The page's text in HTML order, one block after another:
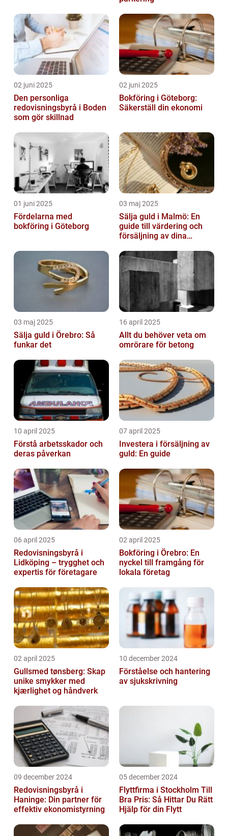
02 juni 2025
Den personliga
redovisningsbyrå i Boden
som gör skillnad
02 juni 2025
Bokföring i Göteborg:
Säkerställ din ekonomi
01 juni 2025
Fördelarna med
bokföring i Göteborg
03 maj 2025
Sälja guld i Malmö: En
guide till värdering och
försäljning av dina
03 maj 2025
Sälja guld i Örebro: Så
funkar det
16 april 2025
Allt du behöver veta om
omrörare för betong
10 april 2025
Förstå arbetsskador och
deras påverkan
07 april 2025
Investera i försäljning av
guld: En guide
06 april 2025
Redovisningsbyrå i
Lidköping – trygghet och
expertis för företagare
02 april 2025
Bokföring i Örebro: En
nyckel till framgång för
lokala företag
02 april 2025
Gullsmed tønsberg: Skap
unike smykker med
kjærlighet og håndverk
10 december 2024
Förståelse och hantering
av sjukskrivning
09 december 2024
Redovisningsbyrå i
Haninge: Din partner för
effektiv ekonomistyrning
05 december 2024
Flyttfirma i Stockholm Till
Bra Pris: Så Hittar Du Rätt
Hjälp för din Flytt